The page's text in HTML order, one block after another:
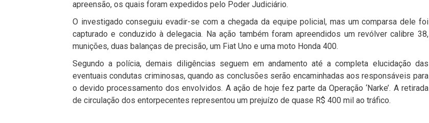
apreensão, os quais foram expedidos pelo Poder Judiciário.
O investigado conseguiu evadir-se com a chegada da equipe policial, mas um comparsa dele foi
capturado e conduzido à delegacia. Na ação também foram apreendidos um revólver calibre 38,
munições, duas balanças de precisão, um Fiat Uno e uma moto Honda 400.
Segundo a polícia, demais diligências seguem em andamento até a completa elucidação das
eventuais condutas criminosas, quando as conclusões serão encaminhadas aos responsáveis para
o devido processamento dos envolvidos. A ação de hoje fez parte da Operação ‘Narke’. A retirada
de circulação dos entorpecentes representou um prejuízo de quase R$ 400 mil ao tráfico.